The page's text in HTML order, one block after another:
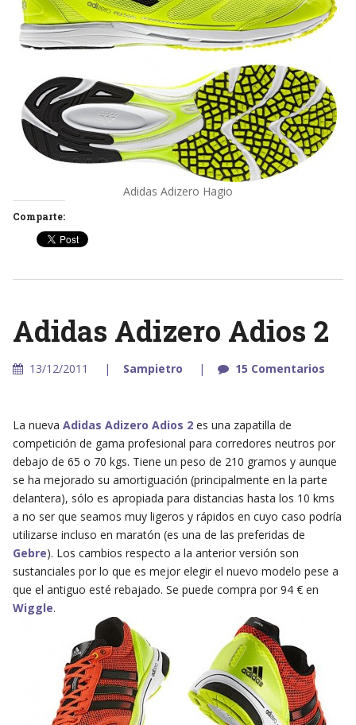
Adidas Adizero Hagio
Comparte:
Adidas Adizero Adios 2
13/12/2011 Sampietro 15 Comentarios
La nueva Adidas Adizero Adios 2es una zapatilla de
competición de gama profesional para corredores neutros por
debajo de 65 o 70 kgs. Tiene un peso de 210 gramos y aunque
se ha mejorado su amortiguación (principalmente en la parte
delantera), sólo es apropiada para distancias hasta los 10 kms
a no ser que seamos muy ligeros y rápidos en cuyo caso podría
utilizarse incluso en maratón (es una de las preferidas de
Gebre). Los cambios respecto a la anterior versión son
sustanciales por lo que es mejor elegir el nuevo modelo pese a
que el antiguo esté rebajado. Se puede compra por 94 € en
Wiggle.